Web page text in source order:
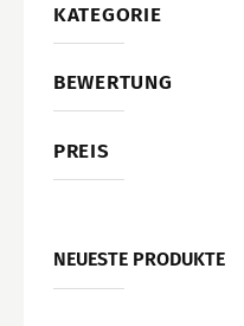
KATEGORIE
BEWERTUNG
PREIS
NEUESTE PRODUKTE